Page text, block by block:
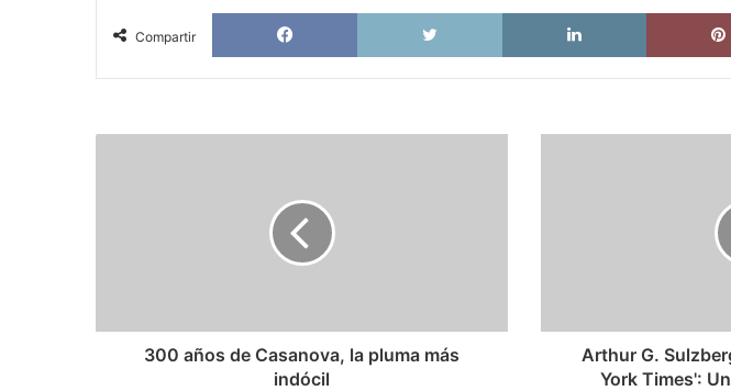
Compartir
Facebook X LinkedIn
300 años de Casanova, la pluma más
indócil
York
Times':Arthur G.
York Times':